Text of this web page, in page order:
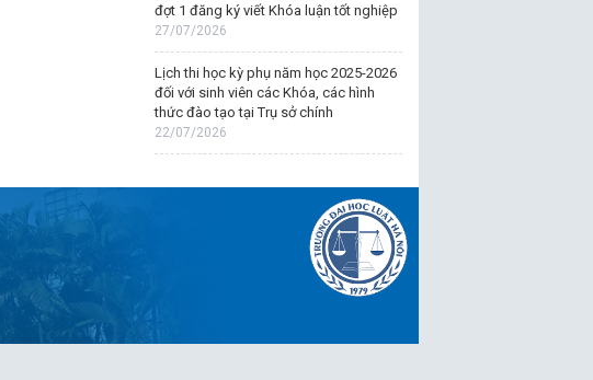
đợt 1 đăng ký viết Khóa luận tốt nghiệp
27/07/2026
Lịch thi học kỳ phụ năm học 2025-2026
đối với sinh viên các Khóa, các hình
thức đào tạo tại Trụ sở chính
22/07/2026